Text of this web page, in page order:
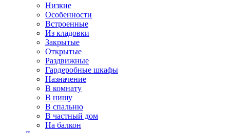
Низкие
Особенности
Встроенные
Из кладовки
Закрытые
Открытые
Раздвижные
Гардеробные шкафы
Назначение
В комнату
В нишу
В спальню
В частный дом
На балкон